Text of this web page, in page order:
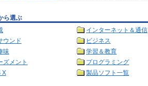
ら選ぶ
インターネット＆通信
ウンド
ビジネス
味
学習＆教育
ズメント
プログラミング
X
製品ソフト一覧